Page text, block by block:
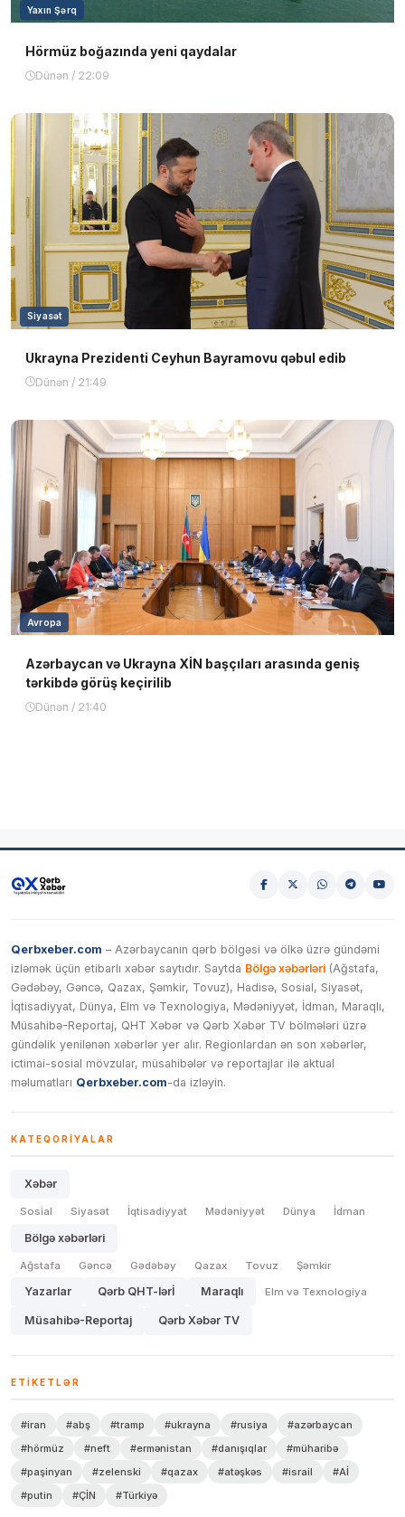
Yaxın Şərq
Hörmüz boğazında yeni qaydalar
Dünən / 22:09
Siyasət
Ukrayna Prezidenti Ceyhun Bayramovu qəbul edib
Dünən / 21:49
Avropa
Azərbaycan və Ukrayna XİN başçıları arasında geniş
tərkibdə görüş keçirilib
Dünən / 21:40
Qerbxeber.com – Azərbaycanın qərb bölgəsi və ölkə üzrə gündəmi
izləmək üçün etibarlı xəbər saytıdır. Saytda Bölgə xəbərləri (Ağstafa,
Gədəbəy, Gəncə, Qazax, Şəmkir, Tovuz), Hadisə, Sosial, Siyasət,
İqtisadiyyat, Dünya, Elm və Texnologiya, Mədəniyyət, İdman, Maraqlı,
Müsahibə-Reportaj, QHT Xəbər və Qərb Xəbər TV bölmələri üzrə
gündəlik yenilənən xəbərlər yer alır. Regionlardan ən son xəbərlər,
ictimai-sosial mövzular, müsahibələr və reportajlar ilə aktual
məlumatları Qerbxeber.com-da izləyin.
KATEQORIYALAR
Xəbər
Sosial Siyasət İqtisadiyyat Mədəniyyət Dünya İdman
Bölgə xəbərləri
Ağstafa Gəncə Gədəbəy Qazax Tovuz Şəmkir
Yazarlar Qərb QHT-lərİ Maraqlı Elm və Texnologiya
Müsahibə-Reportaj Qərb Xəbər TV
ETIKETLƏR
#iran #abş #tramp #ukrayna #rusiya
#azərbaycan
#hörmüz
#neft #ermənistan #danışıqlar
#müharibə
#paşinyan
#zelenski #qazax #atəşkəs #israil
#Aİ
#putin
#ÇİN #Türkiyə